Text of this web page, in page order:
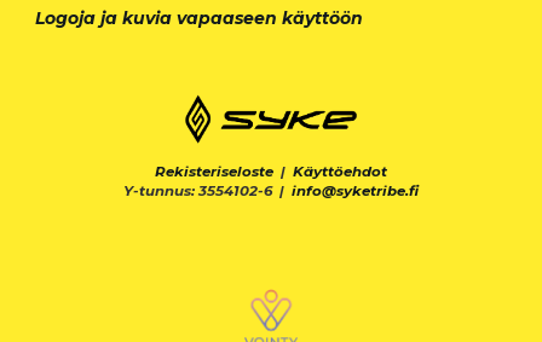
Logoja ja kuvia vapaaseen käyttöön
Rekisteriseloste | Käyttöehdot
Y-tunnus: 3554102-6 | info@syketribe.fi